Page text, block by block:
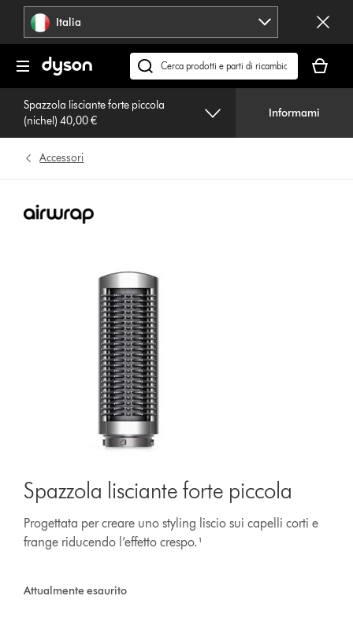
navigazione Italia
Cerca
su
dyson.it
carrello
è
Spazzola lisciante forte piccola
(nichel) 40,00 €
Informami
Accessori
Spazzola lisciante forte piccola
Progettata per creare uno styling liscio sui capelli corti e
frange riducendo l’effetto crespo.¹
Attualmente esaurito